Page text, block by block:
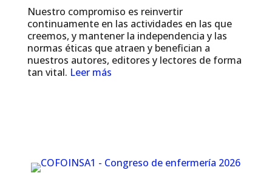
Nuestro compromiso es reinvertir
continuamente en las actividades en las que
creemos, y mantener la independencia y las
normas éticas que atraen y benefician a
nuestros autores, editores y lectores de forma
tan vital. Leer más